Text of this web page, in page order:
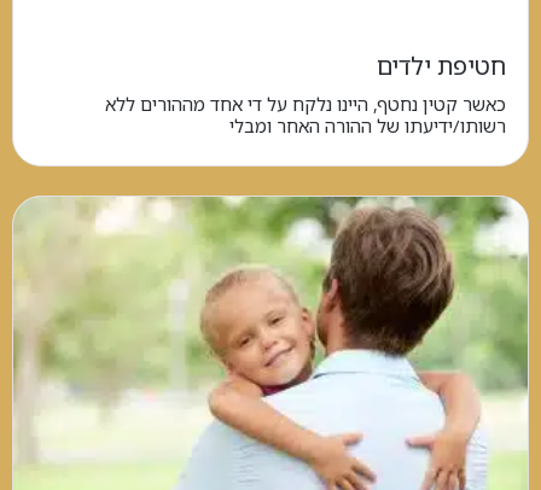
חטיפת ילדים
כאשר קטין נחטף, היינו נלקח על די אחד מההורים ללא
רשותו/ידיעתו של ההורה האחר ומבלי